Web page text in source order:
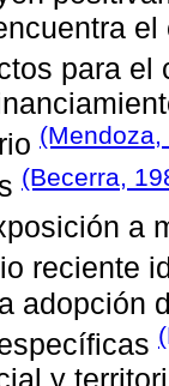
para el
(Becerra,
a
reciente
adopción
y